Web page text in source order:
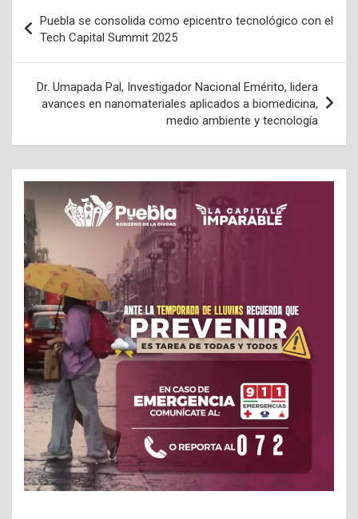
de
entradas
Puebla se consolida como epicentro tecnológico con el
Tech Capital Summit 2025
Dr. Umapada Pal, Investigador Nacional Emérito, lidera
avances en nanomateriales aplicados a biomedicina,
medio ambiente y tecnología